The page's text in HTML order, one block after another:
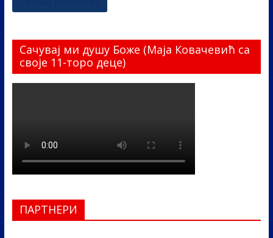
Сачувај ми душу Боже (Маја Ковачевић са
своје 11-торо деце)
ПАРТНЕРИ